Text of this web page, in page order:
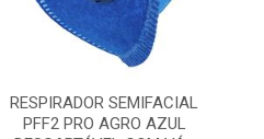
RESPIRADOR SEMIFACIAL
PFF2 PRO AGRO AZUL